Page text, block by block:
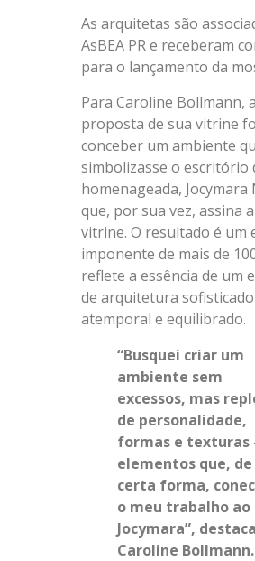
As arquitetas são
AsBEA PR e receberam
para o lançamento da
Para Caroline Bollmann, a
proposta de sua vitrine
conceber um ambiente
simbolizasse o escritório
homenageada, Jocymara
que, por sua vez, assina
vitrine. O resultado é um
imponente de mais de
reflete a essência de um
de arquitetura
atemporal e equilibrado.
“Busquei criar um
ambiente sem
excessos, mas
de personalidade,
formas e
elementos que, de
certa forma,
o meu trabalho ao
Jocymara”, destaca
Caroline Bollmann.